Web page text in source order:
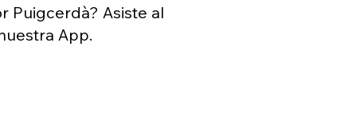
Puigcerdà? Asiste al
App.